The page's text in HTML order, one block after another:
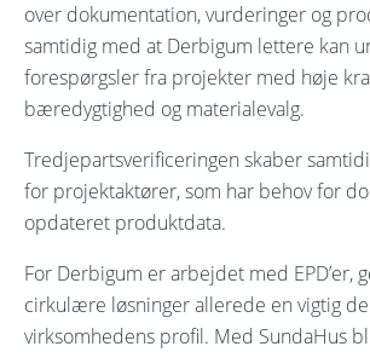
over dokumentation, vurderinger og
samtidig med at Derbigum lettere kan
forespørgsler fra projekter med høje
bæredygtighed og materialevalg.
Tredjepartsverificeringen skaber
for projektaktører, som har behov for
opdateret produktdata.
For Derbigum er arbejdet med EPD’er,
cirkulære løsninger allerede en vigtig
virksomhedens profil. Med SundaHus